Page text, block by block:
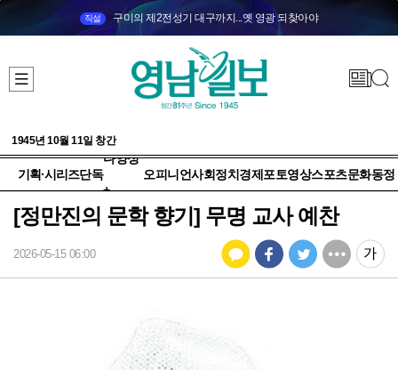
직설 구미의 제2전성기 대구까지...옛 영광 되찾아야
1945년 10월 11일 창간
기획·시리즈단독
다양성
+
오피니언사회정치 경제 포토영상스포츠문화동정
[정만진의 문학 향기] 무명 교사 예찬
2026-05-15 06:00